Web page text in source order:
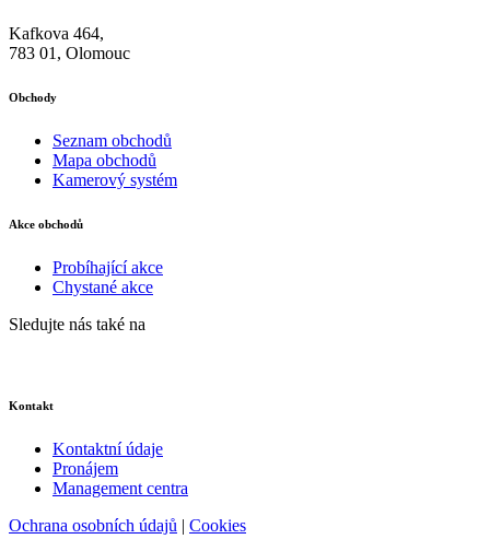
Kafkova 464,
783 01, Olomouc
Obchody
Seznam obchodů
Mapa obchodů
Kamerový systém
Akce obchodů
Probíhající akce
Chystané akce
Sledujte nás také na
Kontakt
Kontaktní údaje
Pronájem
Management centra
Ochrana osobních údajů | Cookies